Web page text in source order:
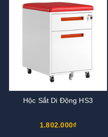
Hộc Sắt Di Động HS3
1.802.000₫